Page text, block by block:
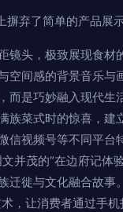
弃了简单的产品展
镜头，极致展现食
间感的背景音乐与
而是巧妙融入现代
菜式时的惊喜，建
信视频号等不同平
并茂的“在边府记
徙与文化融合故事。
术，让消费者通过手